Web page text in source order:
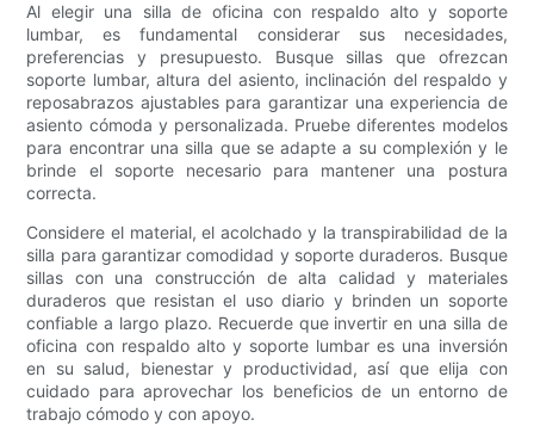
Al elegir una silla de oficina con respaldo alto y soporte
lumbar, es fundamental considerar sus necesidades,
preferencias y presupuesto. Busque sillas que ofrezcan
soporte lumbar, altura del asiento, inclinación del respaldo y
reposabrazos ajustables para garantizar una experiencia de
asiento cómoda y personalizada. Pruebe diferentes modelos
para encontrar una silla que se adapte a su complexión y le
brinde el soporte necesario para mantener una postura
correcta.
Considere el material, el acolchado y la transpirabilidad de la
silla para garantizar comodidad y soporte duraderos. Busque
sillas con una construcción de alta calidad y materiales
duraderos que resistan el uso diario y brinden un soporte
confiable a largo plazo. Recuerde que invertir en una silla de
oficina con respaldo alto y soporte lumbar es una inversión
en su salud, bienestar y productividad, así que elija con
cuidado para aprovechar los beneficios de un entorno de
trabajo cómodo y con apoyo.